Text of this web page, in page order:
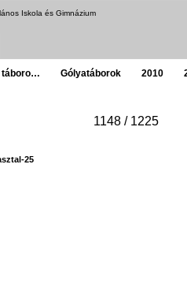
Iskola és Gimnázium
táboro… Gólyatáborok 2010
1148 / 1225